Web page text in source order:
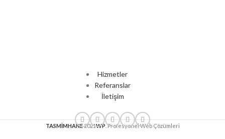
Hizmetler
Referanslar
İletişim
TASMİMHANE2021WP . Profesyonel Web Çözümleri